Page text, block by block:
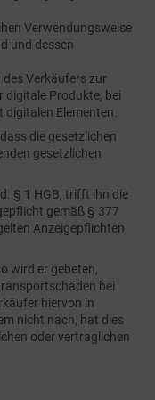
Verwendungsweise
und dessen
Verkäufers zur
digitale Produkte, bei
Elementen.
die gesetzlichen
gesetzlichen
§ 1 HGB, trifft ihn die
gemäß § 377
Anzeigepflichten,
wird er gebeten,
bei
hiervon in
nicht nach, hat dies
oder vertraglichen